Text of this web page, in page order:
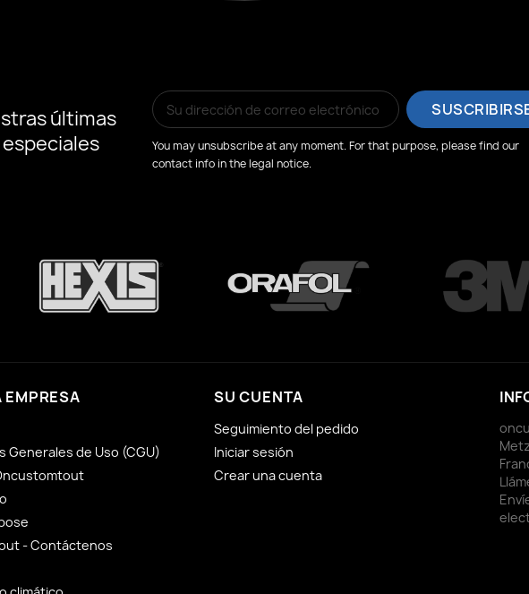
últimas
You may unsubscribe at any moment. For that purpose, please find our
contact info in the legal notice.
EMPRESA
Generales de Uso (CGU)
- Contáctenos
SU CUENTA
Seguimiento del pedido
Iniciar sesión
Crear una cuenta